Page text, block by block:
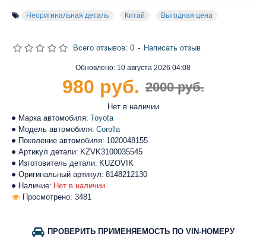
Неоригинальная деталь Китай Выгодная цена
Наличие: Нет в наличии
Марка автомобиля: Toyota
Модель автомобиля: Corolla
Поколение автомобиля: 1020048155
Артикул детали: KZVK3100035545
Изготовитель детали: KUZOVIK
Оригинальный артикул: 8148212130
Просмотрено: 3481
Обновлено: 10 августа 2026 04:08
Нет в наличии
Всего отзывов: 0 - Написать отзыв
2000 руб.
980 руб.
ПРОВЕРИТЬ ПРИМЕНЯЕМОСТЬ ПО VIN-НОМЕРУ